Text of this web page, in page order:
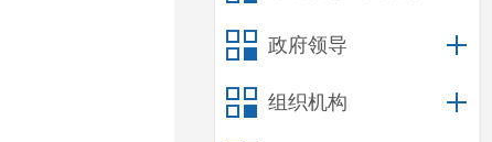
政府领导
组织机构